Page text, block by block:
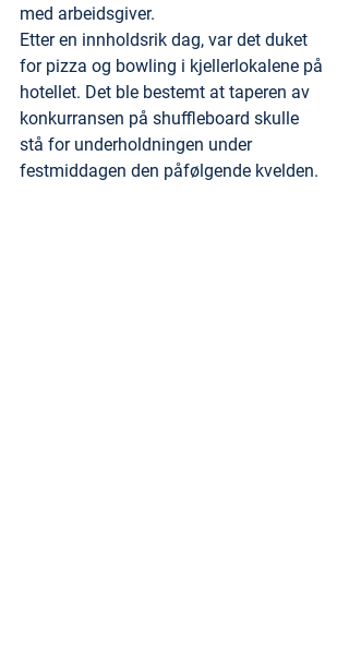
med arbeidsgiver.
Etter en innholdsrik dag, var det duket
for pizza og bowling i kjellerlokalene på
hotellet. Det ble bestemt at taperen av
konkurransen på shuffleboard skulle
stå for underholdningen under
festmiddagen den påfølgende kvelden.